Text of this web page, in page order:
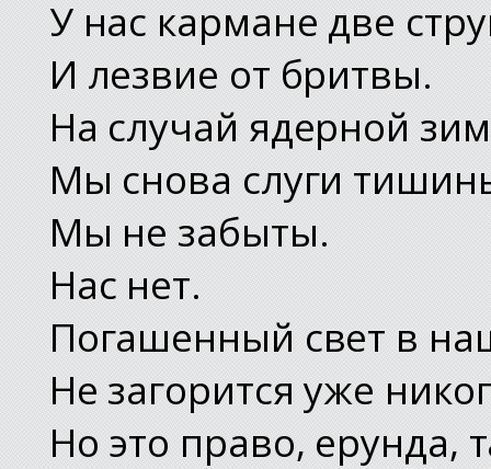
У нас кармане две
И лезвие от бритвы.
На случай ядерной
Мы снова слуги
Мы не забыты.
Нас нет.
Погашенный свет в
Не загорится уже
Но это право, ерунда,